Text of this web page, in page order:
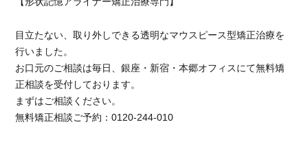
目立たない、取り外しできる透明なマウスピース型矯正治療を
行いました。
お口元のご相談は毎日、銀座・新宿・本郷オフィスにて無料矯
正相談を受付しております。
まずはご相談ください。
無料矯正相談ご予約：0120-244-010